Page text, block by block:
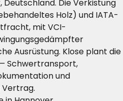
Deutschland. Die Verkistung
Holz) und IATA-
mit VCI-
Ausrüstung. Klose plant die
Schwertransport,
und